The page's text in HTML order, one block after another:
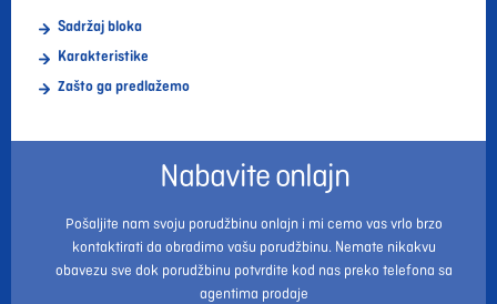
Sadržaj bloka
Karakteristike
Zašto ga predlažemo
Nabavite onlajn
Pošaljite nam svoju porudžbinu onlajn i mi cemo vas vrlo brzo
kontaktirati da obradimo vašu porudžbinu. Nemate nikakvu
obavezu sve dok porudžbinu potvrdite kod nas preko telefona sa
agentima prodaje